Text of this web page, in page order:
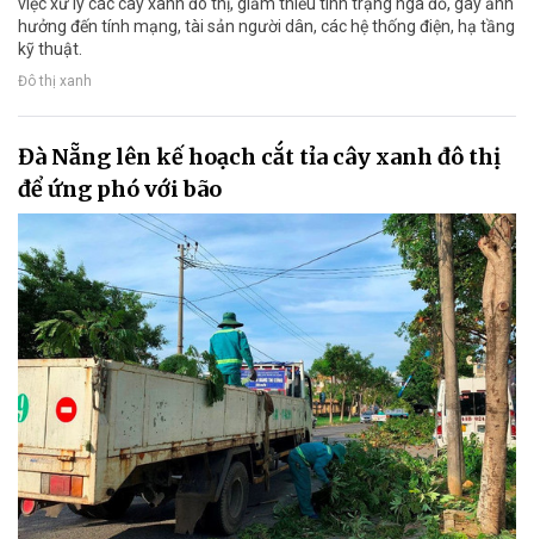
hưởng đến tính mạng, tài sản người dân, các hệ thống điện, hạ tầng
kỹ thuật.
Đô thị xanh
Đà Nẵng lên kế hoạch cắt tỉa cây xanh đô thị
để ứng phó với bão